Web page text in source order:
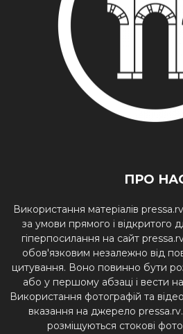
ПРО
Використання матеріалів
за умови прямого і відкритого
гіперпосилання на сайт
обов'язковим незалежно від
цитування. Воно повинно бути
або у першому абзаці і вести
Використання фотографій та
вказання на джерело
розміщуються стокові